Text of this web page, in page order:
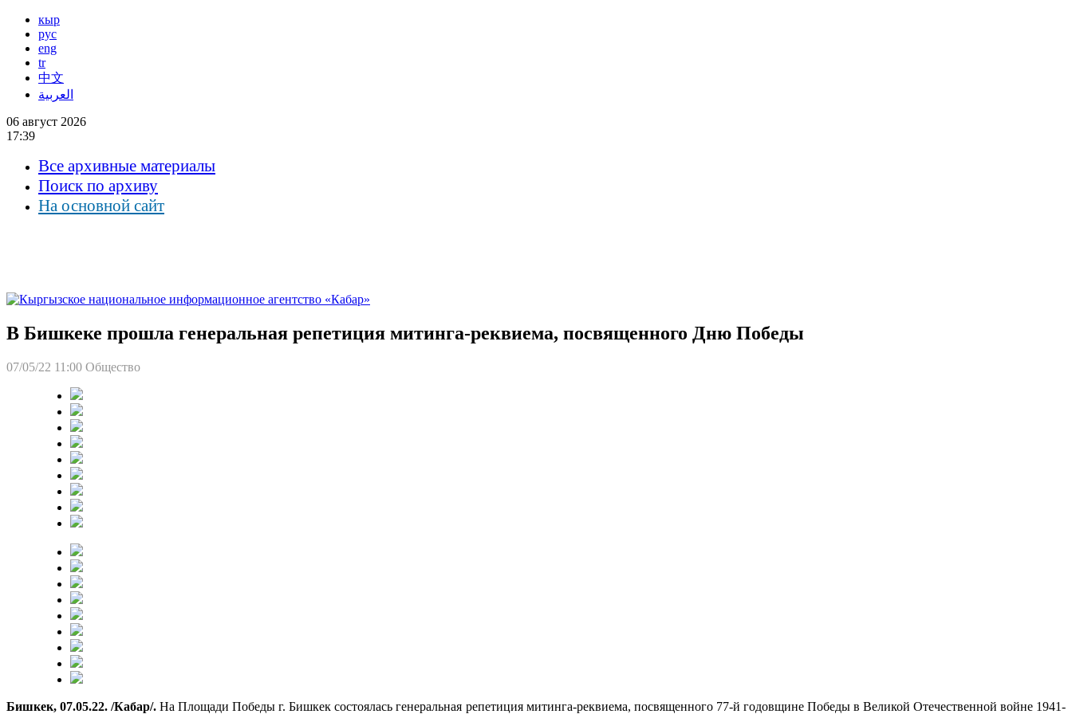
кыр
рус
eng
tr
中文
العربية
06 август 2026
17:39
Все архивные материалы
Поиск по архиву
На основной сайт
В Бишкеке прошла генеральная репетиция митинга-реквиема, посвященного Дню Победы
07/05/22 11:00 Общество
Бишкек, 07.05.22. /Кабар/. На Площади Победы г. Бишкек состоялась генеральная репетиция митинга-реквиема, посвященного 77-й годовщине Победы в Великой Отечественной войне 1941-